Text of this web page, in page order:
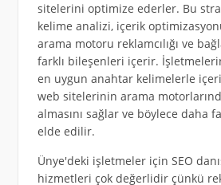
sitelerini optimize ederler. Bu
kelime analizi, içerik
arama motoru reklamcılığı ve
farklı bileşenleri içerir.
en uygun anahtar kelimelerle
web sitelerinin arama
almasını sağlar ve böylece daha
elde edilir.
Ünye'deki işletmeler için SEO
hizmetleri çok değerlidir çünkü